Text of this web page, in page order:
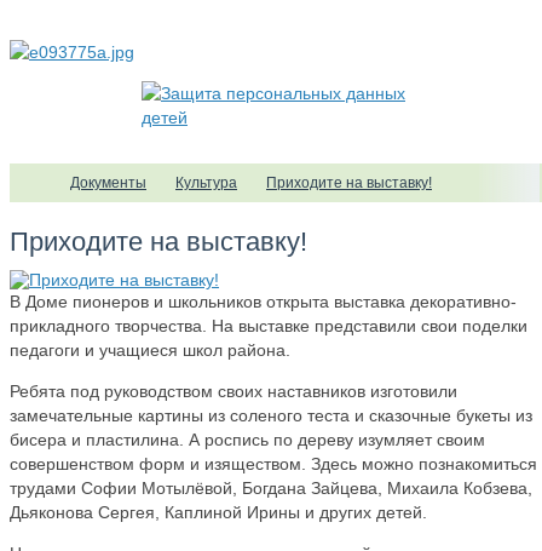
Документы Культура Приходите на выставку!
Приходите на выставку!
В Доме пионеров и школьников открыта выставка декоративно-
прикладного творчества. На выставке представили свои поделки
педагоги и учащиеся школ района.
Ребята под руководством своих наставников изготовили
замечательные картины из соленого теста и сказочные букеты из
бисера и пластилина. А роспись по дереву изумляет своим
совершенством форм и изяществом. Здесь можно познакомиться
трудами Софии Мотылёвой, Богдана Зайцева, Михаила Кобзева,
Дьяконова Сергея, Каплиной Ирины и других детей.